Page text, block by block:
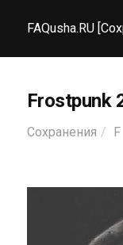
FAQusha.RU
Frostpunk
Сохранения F